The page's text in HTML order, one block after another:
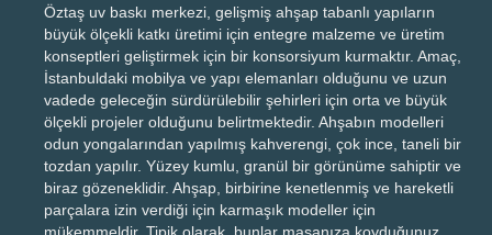
Öztaş uv baskı merkezi, gelişmiş ahşap tabanlı yapıların
büyük ölçekli katkı üretimi için entegre malzeme ve üretim
konseptleri geliştirmek için bir konsorsiyum kurmaktır. Amaç,
İstanbuldaki mobilya ve yapı elemanları olduğunu ve uzun
vadede geleceğin sürdürülebilir şehirleri için orta ve büyük
ölçekli projeler olduğunu belirtmektedir. Ahşabın modelleri
odun yongalarından yapılmış kahverengi, çok ince, taneli bir
tozdan yapılır. Yüzey kumlu, granül bir görünüme sahiptir ve
biraz gözeneklidir. Ahşap, birbirine kenetlenmiş ve hareketli
parçalara izin verdiği için karmaşık modeller için